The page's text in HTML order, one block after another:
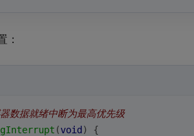
：
数据就绪中断为最高优先级
(void )
{